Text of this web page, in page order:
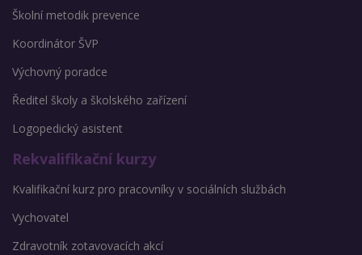
Školní metodik prevence
Koordinátor ŠVP
Výchovný poradce
Ředitel školy a školského zařízení
Logopedický asistent
Rekvalifikační kurzy
Kvalifikační kurz pro pracovníky v sociálních službách
Vychovatel
Zdravotník zotavovacích akcí